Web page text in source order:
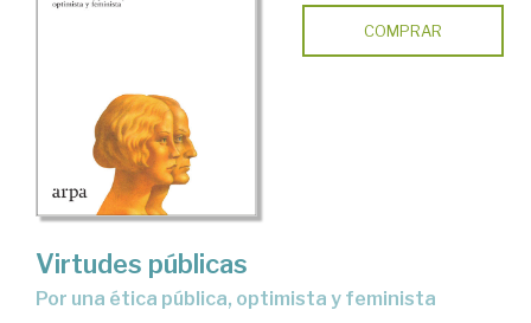
COMPRAR
Virtudes públicas
por una ética pública, optimista y feminista